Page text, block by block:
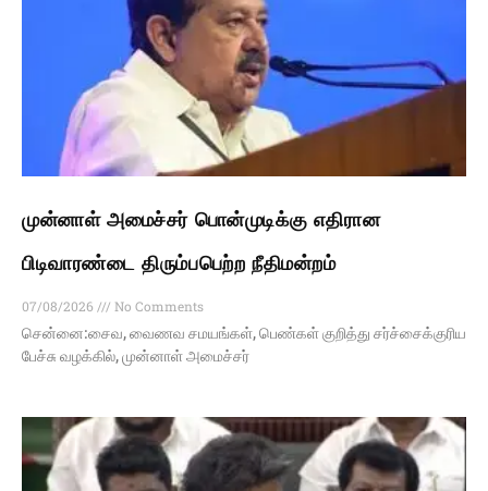
முன்னாள் அமைச்சர் பொன்முடிக்கு எதிரான
பிடிவாரண்டை திரும்பபெற்ற நீதிமன்றம்
07/08/2026
No Comments
சென்னை:சைவ, வைணவ சமயங்கள், பெண்கள் குறித்து சர்ச்சைக்குரிய
பேச்சு வழக்கில், முன்னாள் அமைச்சர்